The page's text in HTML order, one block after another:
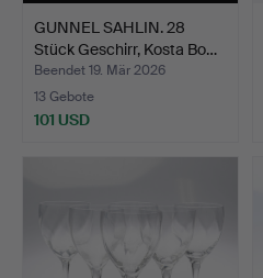
GUNNEL SAHLIN. 28
Stück Geschirr, Kosta Bo…
Beendet 19. Mär 2026
13 Gebote
101 USD